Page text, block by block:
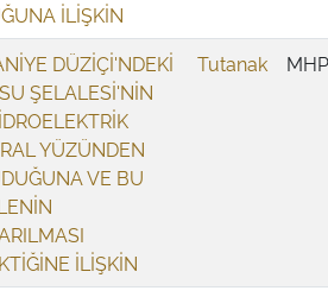
İLİŞKİN
DÜZİÇİ'NDEKİ
ŞELALESİ'NİN
YÜZÜNDEN
VE BU
İLİŞKİN
Tutanak MHP